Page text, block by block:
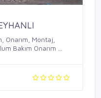
Onarım, Montaj,
Bakım Onarım ...